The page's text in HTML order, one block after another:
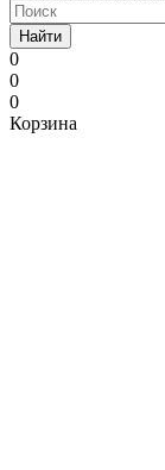
Найти
0
0
0
Корзина